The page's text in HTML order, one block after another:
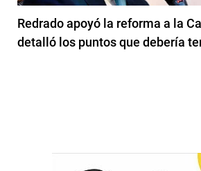
Redrado apoyó la reforma a la
detalló los puntos que debería